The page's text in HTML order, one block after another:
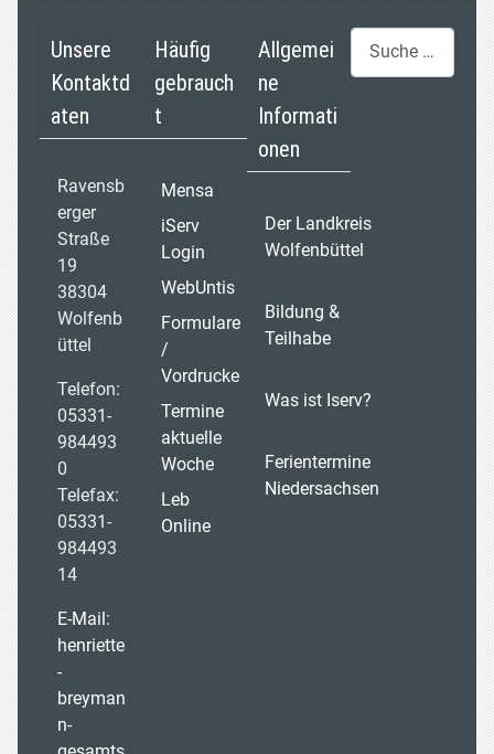
Unsere
Kontaktd
aten
Ravensb
erger
Straße
19
38304
Wolfenb
üttel
Telefon:
05331-
984493
0
Telefax:
05331-
984493
14
E-Mail:
henriette
-
breyman
n-
Häufig
gebrauch
t
Mensa
iServ
Login
WebUntis
Formulare
/
Vordrucke
Termine
aktuelle
Woche
Leb
Online
Allgemei
ne
Informati
onen
Der Landkreis
Wolfenbüttel
Bildung &
Teilhabe
Was ist Iserv?
Ferientermine
Niedersachsen
Suchen